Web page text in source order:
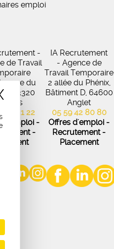
Masquer le
emploi
-
de Travail
du
33320
45 21 22
d'emploi -
-
IA Recrutement
- Agence de
Travail Temporaire
2 allée du Phénix,
Bâtiment D, 64600
Anglet
05 59 42 80 80
Offres d'emploi -
Recrutement -
Placement